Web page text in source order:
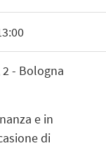
2 - Bologna
e in
di